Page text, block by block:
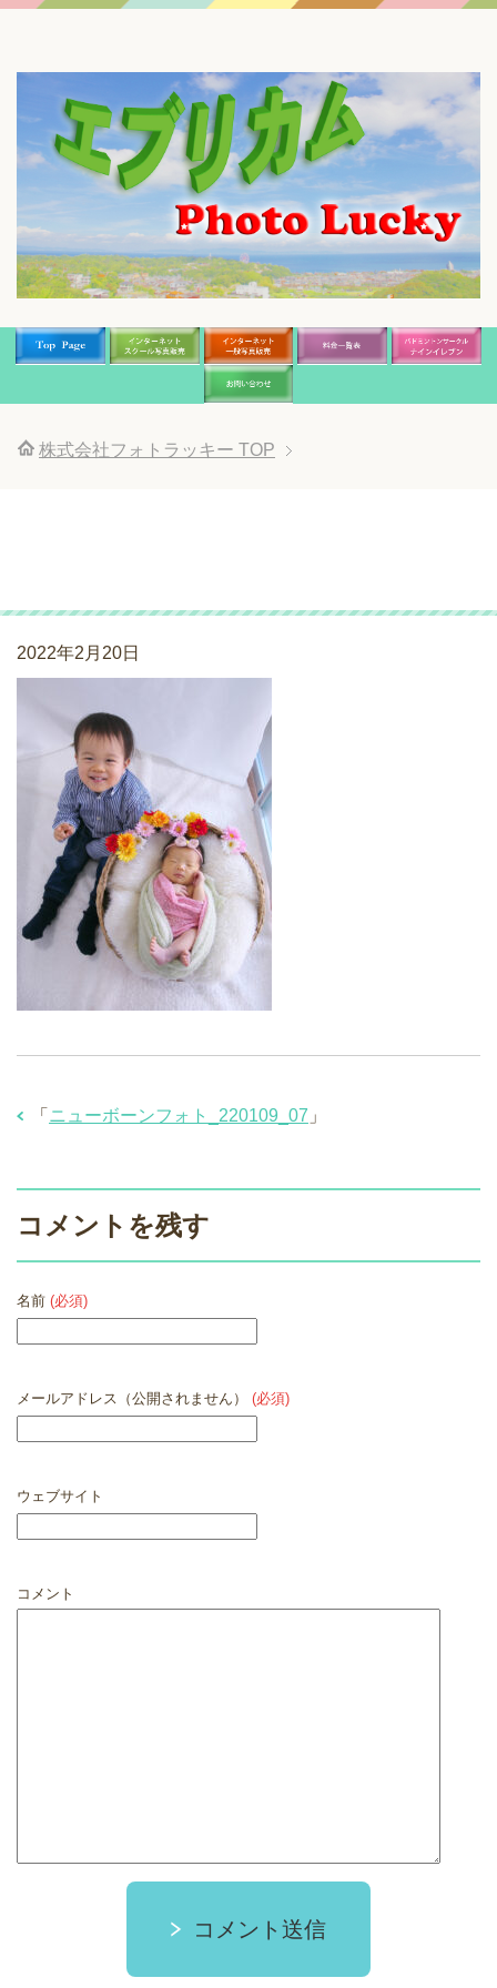
株式会社フォトラッキー TOP
2022年2月20日
「 ニューボーンフォト_220109_07 」
コメントを残す
名前 (必須)
メールアドレス（公開されません） (必須)
ウェブサイト
コメント
コメント送信